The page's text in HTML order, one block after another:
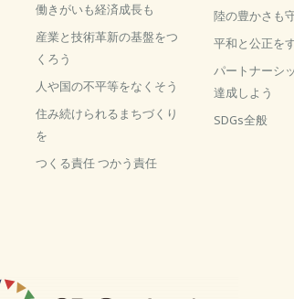
働きがいも経済成長も
産業と技術革新の基盤をつ
くろう
人や国の不平等をなくそう
住み続けられるまちづくり
を
つくる責任 つかう責任
陸の豊かさも
平和と公正を
パートナーシ
達成しよう
SDGs全般